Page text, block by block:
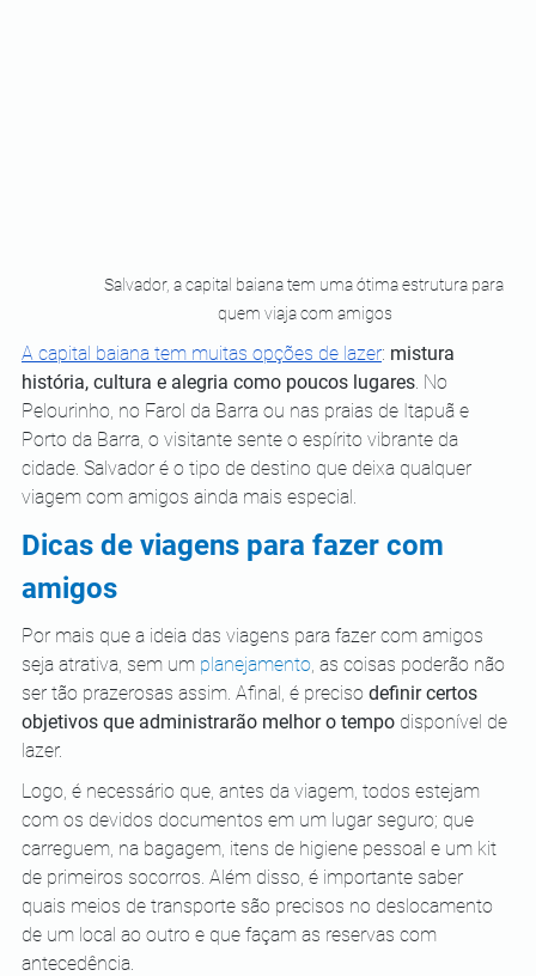
Salvador, a capital baiana tem uma ótima estrutura para
quem viaja com amigos
A capital baiana tem muitas opções de lazer: mistura
história, cultura e alegria como poucos lugares. No
Pelourinho, no Farol da Barra ou nas praias de Itapuã e
Porto da Barra, o visitante sente o espírito vibrante da
cidade. Salvador é o tipo de destino que deixa qualquer
viagem com amigos ainda mais especial.
Dicas de viagens para fazer com
amigos
Por mais que a ideia das viagens para fazer com amigos
seja atrativa, sem um planejamento, as coisas poderão não
ser tão prazerosas assim. Afinal, é preciso definir certos
objetivos que administrarão melhor o tempo disponível de
lazer.
Logo, é necessário que, antes da viagem, todos estejam
com os devidos documentos em um lugar seguro; que
carreguem, na bagagem, itens de higiene pessoal e um kit
de primeiros socorros. Além disso, é importante saber
quais meios de transporte são precisos no deslocamento
de um local ao outro e que façam as reservas com
antecedência.